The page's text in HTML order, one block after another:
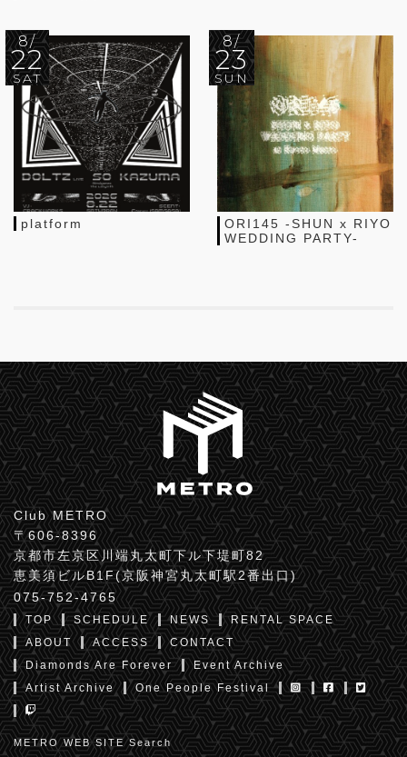
8/
22
SAT
platform
8/
23
SUN
ORI145 -SHUN x RIYO
WEDDING PARTY-
Club METRO
〒606-8396
京都市左京区川端丸太町下ル下堤町82
恵美須ビルB1F(京阪神宮丸太町駅2番出口)
075-752-4765
TOP SCHEDULE NEWS
RENTAL SPACE
ABOUT
ACCESS
CONTACT
Diamonds Are Forever
Event Archive
Artist Archive
One People Festival
METRO WEB SITE Search